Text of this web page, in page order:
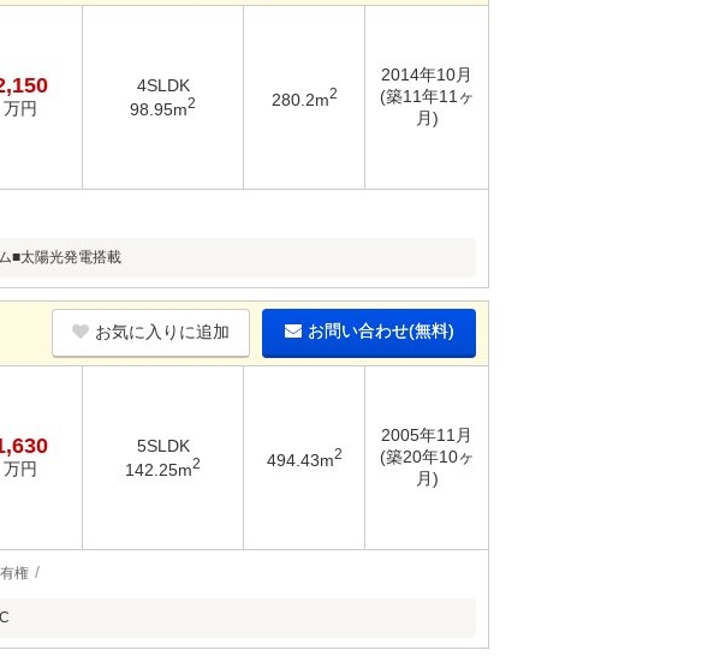
万円
4SLDK
98.95m2 280.2m2
2014年10月
(築11年11ヶ
月)
■太陽光発電搭載
お気に入りに追加 お問い合わせ(無料)
万円
5SLDK
142.25m2 494.43m2
2005年11月
(築20年10ヶ
月)
権